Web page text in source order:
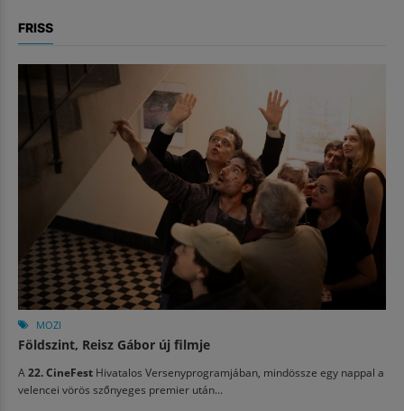
FRISS
MOZI
Földszint, Reisz Gábor új filmje
A 22. CineFest Hivatalos Versenyprogramjában, mindössze egy nappal a
velencei vörös szőnyeges premier után...